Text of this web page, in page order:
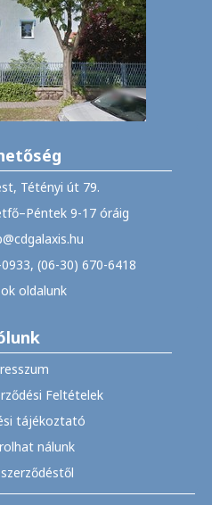
Tétényi út 79.
9-17 óráig
(06-30) 670-6418
oldalunk
Feltételek
tájékoztató
nálunk